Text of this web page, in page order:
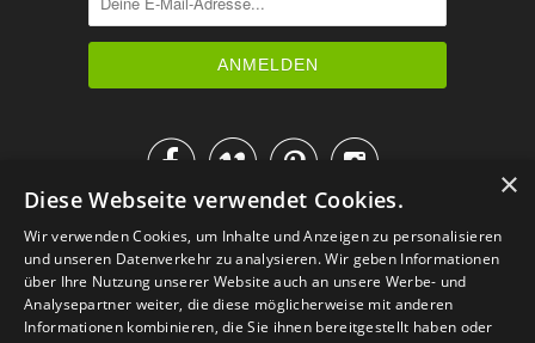

IM KATALOG BLÄTTERN
×
Diese Webseite verwendet Cookies.
Wir verwenden Cookies, um Inhalte und Anzeigen zu personalisieren
und unseren Datenverkehr zu analysieren. Wir geben Informationen
über Ihre Nutzung unserer Website auch an unsere Werbe- und
Analysepartner weiter, die diese möglicherweise mit anderen
Informationen kombinieren, die Sie ihnen bereitgestellt haben oder